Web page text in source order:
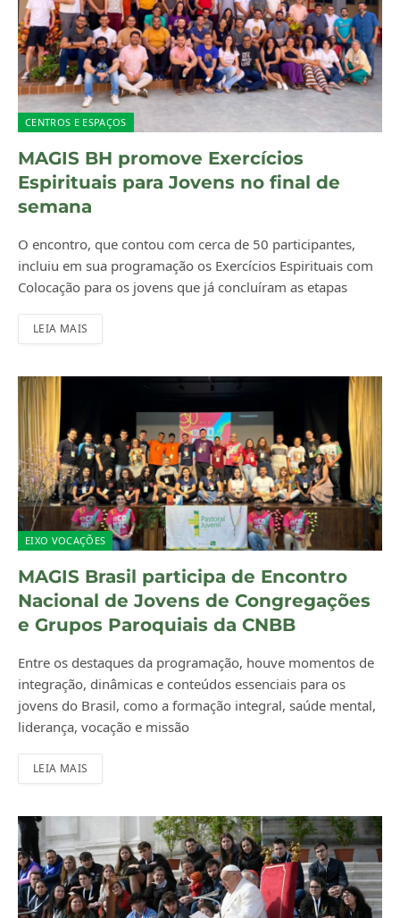
CENTROS E ESPAÇOS
MAGIS BH promove Exercícios
Espirituais para Jovens no final de
semana
O encontro, que contou com cerca de 50 participantes,
incluiu em sua programação os Exercícios Espirituais com
Colocação para os jovens que já concluíram as etapas
LEIA MAIS
EIXO VOCAÇÕES
MAGIS Brasil participa de Encontro
Nacional de Jovens de Congregações
e Grupos Paroquiais da CNBB
Entre os destaques da programação, houve momentos de
integração, dinâmicas e conteúdos essenciais para os
jovens do Brasil, como a formação integral, saúde mental,
liderança, vocação e missão
LEIA MAIS